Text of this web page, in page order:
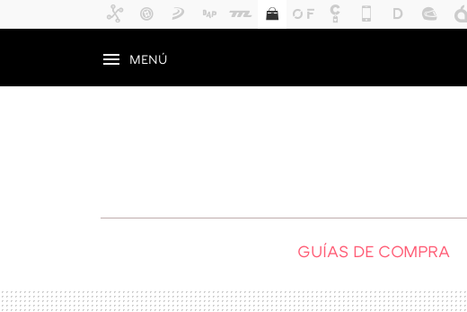
MENÚ
GUÍAS DE COMPRA